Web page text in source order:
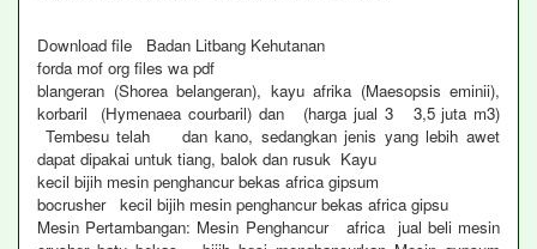
Download file Badan Litbang Kehutanan
forda mof org files wa pdf
blangeran (Shorea belangeran), kayu afrika (Maesopsis eminii),
korbaril (Hymenaea courbaril) dan (harga jual 3 3,5 juta m3)
Tembesu telah dan kano, sedangkan jenis yang lebih awet
dapat dipakai untuk tiang, balok dan rusuk Kayu
kecil bijih mesin penghancur bekas africa gipsum
bocrusher kecil bijih mesin penghancur bekas africa gipsu
Mesin Pertambangan: Mesin Penghancur africa jual beli mesin